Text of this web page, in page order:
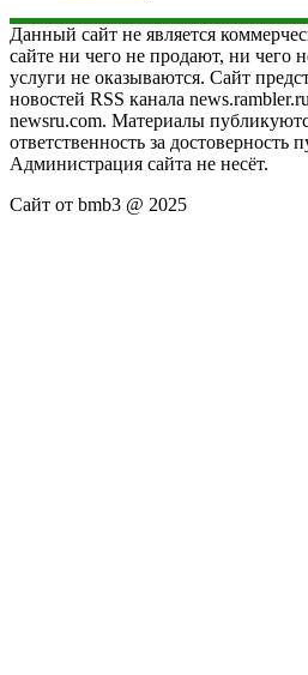
Данный сайт не является
сайте ни чего не продают, ни чего
услуги не оказываются. Сайт
новостей RSS канала
newsru.com. Материалы
ответственность за достоверность
Администрация сайта не несёт.
Сайт от bmb3 @ 2025